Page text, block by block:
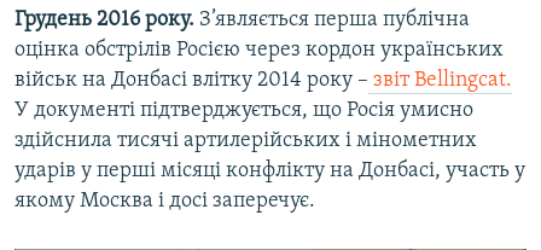
Грудень 2016 року. З’являється перша публічна
оцінка обстрілів Росією через кордон українських
військ на Донбасі влітку 2014 року – звіт Bellingcat.
У документі підтверджується, що Росія умисно
здійснила тисячі артилерійських і мінометних
ударів у перші місяці конфлікту на Донбасі, участь у
якому Москва і досі заперечує.